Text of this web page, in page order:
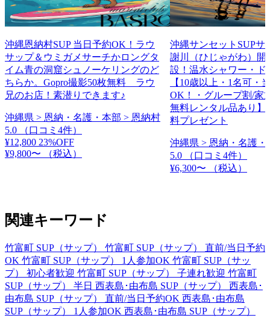
沖縄恩納村SUP 当日予約OK！ラウ
サップ＆ウミガメサーチかロングタ
イム青の洞窟シュノーケリングのど
ちらか。Gopro撮影50枚無料 ラウ
兄のお店！素潜りできます♪
沖縄県 > 恩納・名護・本部 > 恩納村
5.0
（口コミ4件）
¥12,800 23%OFF
¥9,800〜
（税込）
沖縄サンセットSUP
謝川（ひじゃがわ）
設！温水シャワー・ド
【10歳以上・1名可・
OK！・グループ割/家
無料レンタル品あり】
料プレゼント
沖縄県 > 恩納・名護・
5.0
（口コミ4件）
¥6,300〜
（税込）
関連キーワード
竹富町 SUP（サップ） 竹富町 SUP（サップ） 直前/当日予約
OK 竹富町 SUP（サップ） 1人参加OK 竹富町 SUP（サッ
プ） 初心者歓迎 竹富町 SUP（サップ） 子連れ歓迎 竹富町
SUP（サップ） 半日 西表島･由布島 SUP（サップ） 西表島･
由布島 SUP（サップ） 直前/当日予約OK 西表島･由布島
SUP（サップ） 1人参加OK 西表島･由布島 SUP（サップ）